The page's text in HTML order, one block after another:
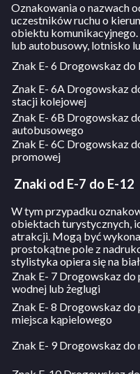
Oznakowania o nazwach
uczestników ruchu o
obiektu
lub autobusowy, lotnisko
Znak E- 6 Drogowskaz do
Znak E- 6A Drogowskaz
stacji kolejowej
Znak E- 6B Drogowskaz
autobusowego
Znak E- 6C Drogowskaz
promowej
Znaki od E-7 do E-12
W tym przypadku
obiektach turystycznych,
atrakcji. Mogą być
prostokątne pole z
stylistyka opiera się na
Znak E- 7 Drogowskaz do
wodnej lub żeglugi
Znak E- 8 Drogowskaz do
miejsca kąpielowego
Znak E- 9 Drogowskaz do